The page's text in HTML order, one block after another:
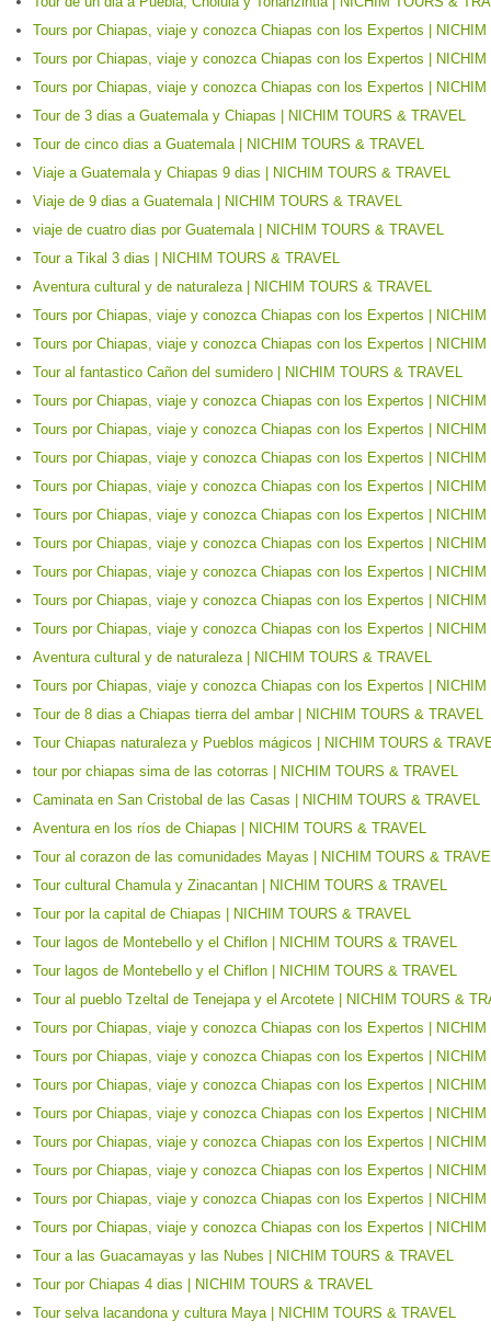
Tours por Chiapas, viaje y conozca Chiapas con los Expertos |
Tours por Chiapas, viaje y conozca Chiapas con los Expertos |
Tours por Chiapas, viaje y conozca Chiapas con los Expertos |
Tour de 3 dias a Guatemala y Chiapas | NICHIM TOURS & TRAVEL
Tour de cinco dias a Guatemala | NICHIM TOURS & TRAVEL
Viaje a Guatemala y Chiapas 9 dias | NICHIM TOURS & TRAVEL
Viaje de 9 dias a Guatemala | NICHIM TOURS & TRAVEL
viaje de cuatro dias por Guatemala | NICHIM TOURS & TRAVEL
Tour a Tikal 3 dias | NICHIM TOURS & TRAVEL
Aventura cultural y de naturaleza | NICHIM TOURS & TRAVEL
Tours por Chiapas, viaje y conozca Chiapas con los Expertos |
Tours por Chiapas, viaje y conozca Chiapas con los Expertos |
Tour al fantastico Cañon del sumidero | NICHIM TOURS & TRAVEL
Tours por Chiapas, viaje y conozca Chiapas con los Expertos |
Tours por Chiapas, viaje y conozca Chiapas con los Expertos |
Tours por Chiapas, viaje y conozca Chiapas con los Expertos |
Tours por Chiapas, viaje y conozca Chiapas con los Expertos |
Tours por Chiapas, viaje y conozca Chiapas con los Expertos |
Tours por Chiapas, viaje y conozca Chiapas con los Expertos |
Tours por Chiapas, viaje y conozca Chiapas con los Expertos |
Tours por Chiapas, viaje y conozca Chiapas con los Expertos |
Tours por Chiapas, viaje y conozca Chiapas con los Expertos |
Aventura cultural y de naturaleza | NICHIM TOURS & TRAVEL
Tours por Chiapas, viaje y conozca Chiapas con los Expertos |
Tour de 8 dias a Chiapas tierra del ambar | NICHIM TOURS & TRAVEL
Tour Chiapas naturaleza y Pueblos mágicos | NICHIM TOURS &
tour por chiapas sima de las cotorras | NICHIM TOURS & TRAVEL
Caminata en San Cristobal de las Casas | NICHIM TOURS & TRAVEL
Aventura en los ríos de Chiapas | NICHIM TOURS & TRAVEL
Tour al corazon de las comunidades Mayas | NICHIM TOURS &
Tour cultural Chamula y Zinacantan | NICHIM TOURS & TRAVEL
Tour por la capital de Chiapas | NICHIM TOURS & TRAVEL
Tour lagos de Montebello y el Chiflon | NICHIM TOURS & TRAVEL
Tour lagos de Montebello y el Chiflon | NICHIM TOURS & TRAVEL
Tour al pueblo Tzeltal de Tenejapa y el Arcotete | NICHIM TOURS &
Tours por Chiapas, viaje y conozca Chiapas con los Expertos |
Tours por Chiapas, viaje y conozca Chiapas con los Expertos |
Tours por Chiapas, viaje y conozca Chiapas con los Expertos |
Tours por Chiapas, viaje y conozca Chiapas con los Expertos |
Tours por Chiapas, viaje y conozca Chiapas con los Expertos |
Tours por Chiapas, viaje y conozca Chiapas con los Expertos |
Tours por Chiapas, viaje y conozca Chiapas con los Expertos |
Tours por Chiapas, viaje y conozca Chiapas con los Expertos |
Tour a las Guacamayas y las Nubes | NICHIM TOURS & TRAVEL
Tour por Chiapas 4 dias | NICHIM TOURS & TRAVEL
Tour selva lacandona y cultura Maya | NICHIM TOURS & TRAVEL